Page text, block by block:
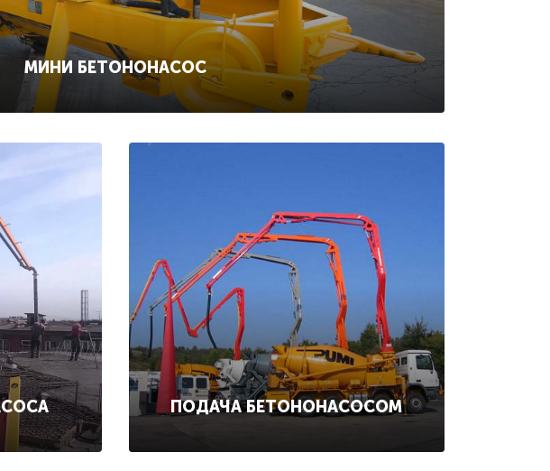
МИНИ БЕТОНОНАСОС
ПОДАЧА БЕТОНОНАСОСОМ